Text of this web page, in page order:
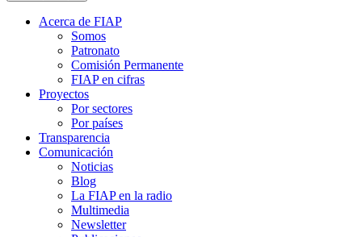
Acerca de FIAP
Somos
Patronato
Comisión Permanente
FIAP en cifras
Proyectos
Por sectores
Por países
Transparencia
Comunicación
Noticias
Blog
La FIAP en la radio
Multimedia
Newsletter